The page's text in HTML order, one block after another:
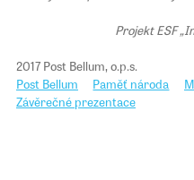
Projekt ESF
2017 Post Bellum, o.p.s.
Post Bellum
Paměť národa
Závěrečné prezentace